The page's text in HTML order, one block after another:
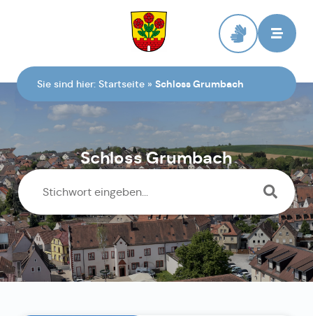
Sie sind hier: Startseite » Schloss Grumbach
Schloss Grumbach